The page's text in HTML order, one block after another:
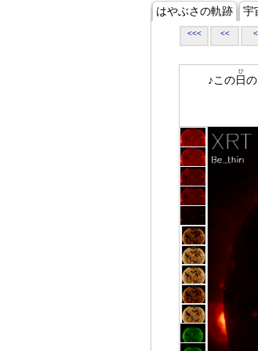
はやぶさの軌跡 宇
<<< << <
♪この日
ひ